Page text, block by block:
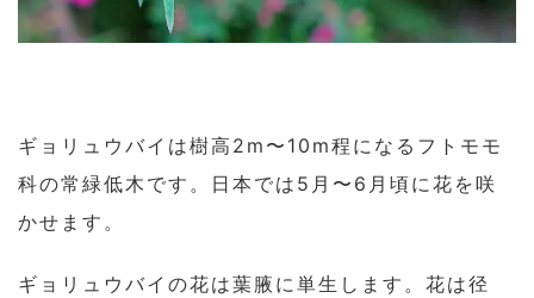
ギョリュウバイは樹高2m〜10m程になるフトモモ
科の常緑低木です。日本では5月〜6月頃に花を咲
かせます。
ギョリュウバイの花は葉腋に単生します。花は径